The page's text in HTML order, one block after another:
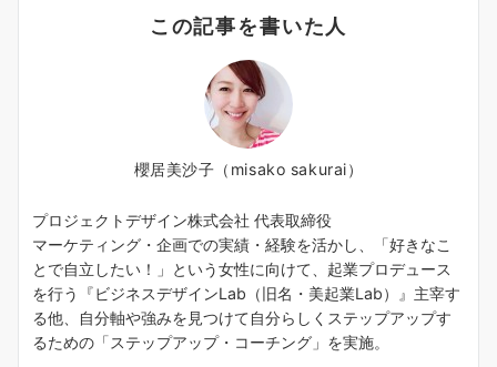
この記事を書いた人
櫻居美沙子（misako sakurai）
プロジェクトデザイン株式会社 代表取締役
マーケティング・企画での実績・経験を活かし、「好きなこ
とで自立したい！」という女性に向けて、起業プロデュース
を行う『ビジネスデザインLab（旧名・美起業Lab）』主宰す
る他、自分軸や強みを見つけて自分らしくステップアップす
るための「ステップアップ・コーチング」を実施。